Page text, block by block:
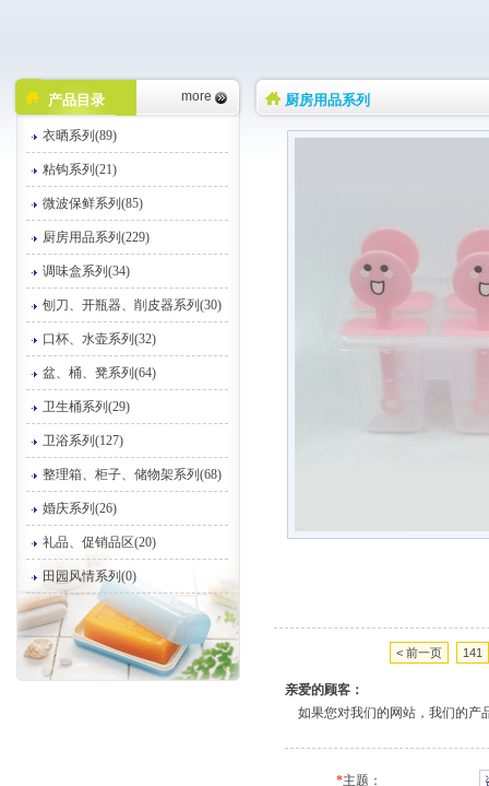
产品目录 more
衣晒系列(89)
粘钩系列(21)
微波保鲜系列(85)
厨房用品系列(229)
调味盒系列(34)
刨刀、开瓶器、削皮器系列(30)
口杯、水壶系列(32)
盆、桶、凳系列(64)
卫生桶系列(29)
卫浴系列(127)
整理箱、柜子、储物架系列(68)
婚庆系列(26)
礼品、促销品区(20)
田园风情系列(0)
厨房用品系列
< 前一页 141
亲爱的顾客：
如果您对我们的网站，我们的产
*主题：